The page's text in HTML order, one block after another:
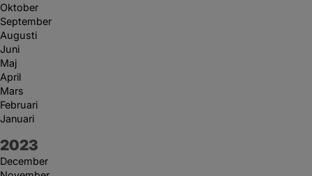
Oktober
September
Augusti
Juni
Maj
April
Mars
Februari
Januari
År:
2023
December